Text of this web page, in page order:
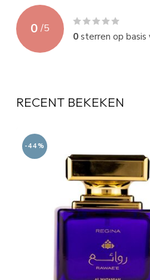
0 /5
0sterren op basis
RECENT BEKEKEN
-44%